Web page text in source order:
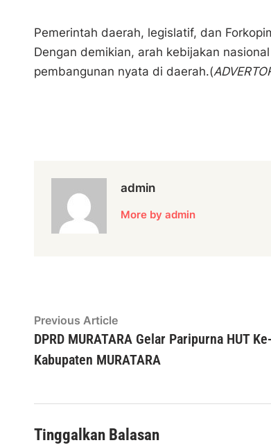
Pemerintah daerah, legislatif, dan
Dengan demikian, arah kebijakan
pembangunan nyata di daerah.(
admin
More by admin
Navigasi
pos
Previous ArticlePrevious
article:
DPRD MURATARA Gelar Paripurna HUT
Kabupaten MURATARA
Tinggalkan Balasan